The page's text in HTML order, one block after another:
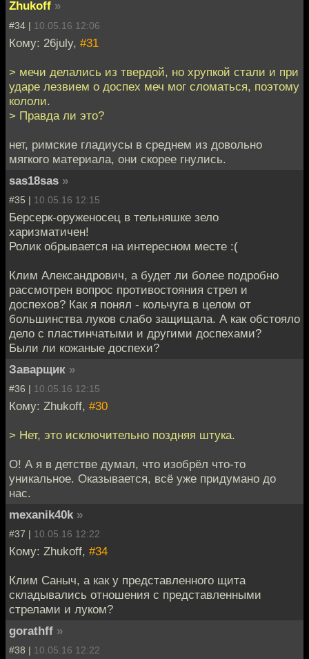
Zhukoff »
#34 | 10.05.16 12:06
Кому: 26july, #31
> мечи делались из твердой, но хрупкой стали и при
ударе лезвием о доспех меч мог сломаться, поэтому
кололи.
> Правда ли это?
нет, римские гладиусы в среднем из довольно
мягкого материала, они скорее гнулись.
sas18sas »
#35 | 10.05.16 12:15
Берсерк-оруженосец в тельняшке зело
харизматичен!
Ролик обрывается на интересном месте :(
Клим Александрович, а будет ли более подробно
рассмотрен вопрос противостояния стрел и
доспехов? Как я понял - кольчуга в целом от
большинства луков слабо защищала. А как обстояло
дело с пластинчатыми и другими доспехами?
Были ли кожаные доспехи?
Заварщик »
#36 | 10.05.16 12:15
Кому: Zhukoff, #30
> Нет, это исключительно поздняя штука.
О! А я в детстве думал, что изобрёл что-то
уникальное. Оказывается, всё уже придумано до
нас.
mexanik40k »
#37 | 10.05.16 12:22
Кому: Zhukoff, #34
Клим Саныч, а как у представленного щита
складывались отношения с представленными
стрелами и луком?
gorathff »
#38 | 10.05.16 12:22